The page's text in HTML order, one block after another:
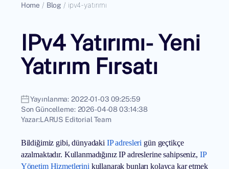
Home / Blog / ipv4-yatırımı
IPv4 Yatırımı- Yeni
Yatırım Fırsatı
Yayınlanma: 2022-01-03 09:25:59
Son Güncelleme: 2026-04-08 03:14:38
Yazar:LARUS Editorial Team
Bildiğimiz gibi, dünyadaki IP adresleri gün geçtikçe
azalmaktadır. Kullanmadığınız IP adreslerine sahipseniz, IP
Yönetim Hizmetlerini kullanarak bunları kolayca kar etmek